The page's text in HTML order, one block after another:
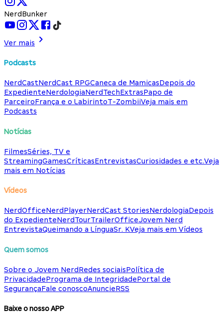
NerdBunker
Ver mais
Podcasts
NerdCastNerdCast RPGCaneca de MamicasDepois do
ExpedienteNerdologiaNerdTechExtrasPapo de
ParceiroFrança e o LabirintoT-ZombiiVeja mais em
Podcasts
Notícias
FilmesSéries, TV e
StreamingGamesCríticasEntrevistasCuriosidades e etc.Veja
mais em Notícias
Vídeos
NerdOfficeNerdPlayerNerdCast StoriesNerdologiaDepois
do ExpedienteNerdTourTrailerOfficeJovem Nerd
EntrevistaQueimando a LínguaSr. KVeja mais em Vídeos
Quem somos
Sobre o Jovem NerdRedes sociaisPolítica de
PrivacidadePrograma de IntegridadePortal de
SegurançaFale conoscoAnuncieRSS
Baixe o nosso APP